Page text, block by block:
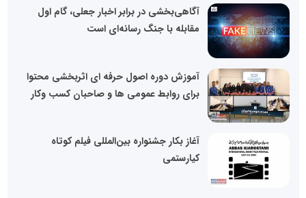
آگاهی‌بخشی در برابر اخبار جعلی، گام اول
مقابله با جنگ رسانه‌ای است
آموزش دوره اصول حرفه ای اثربخشی محتوا
برای روابط عمومی ها و صاحبان کسب وکار
آغاز بکار جشنواره بین‌المللی فیلم کوتاه
کیارستمی